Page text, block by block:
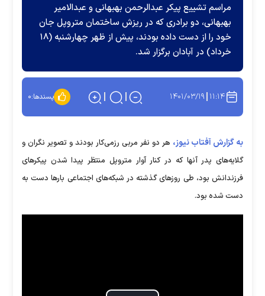
مراسم تشییع پیکر عبدالرحمن بهبهانی و عبدالامیر
بهبهانی، دو برادری که در ریزش ساختمان متروپل جان
خود را از دست داده بودند، پیش از ظهر چهارشنبه (۱۸
خرداد) در آبادان برگزار شد.
۱۱:۱۴ ۱۴۰۱/۰۳/۱۹ پسندها:۰
به گزارش آفتاب نیوز، هر دو نفر مربی رزمی‌کار بودند و تصویر نگران و
گلایه‌های پدر آنها که در کنار آوار متروپل منتظر پیدا شدن پیکرهای
فرزندانش بود، طی روزهای گذشته در شبکه‌های اجتماعی بارها دست به
دست شده بود.